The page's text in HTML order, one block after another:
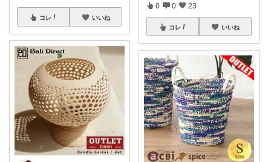
コレ いいね
0 0 23
コレ いいね